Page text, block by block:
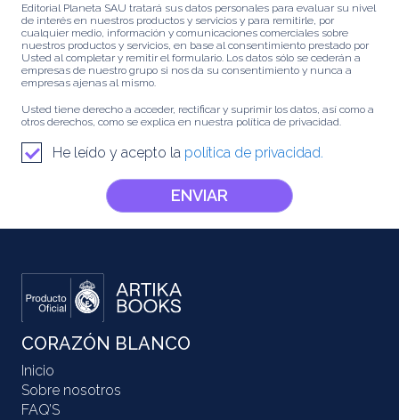
Editorial Planeta SAU tratará sus datos personales para evaluar su nivel
de interés en nuestros productos y servicios y para remitirle, por
cualquier medio, información y comunicaciones comerciales sobre
nuestros productos y servicios, en base al consentimiento prestado por
Usted al completar y remitir el formulario. Los datos sólo se cederán a
empresas de nuestro grupo si nos da su consentimiento y nunca a
empresas ajenas al mismo.
Usted tiene derecho a acceder, rectificar y suprimir los datos, así como a
otros derechos, como se explica en nuestra política de privacidad.
He leído y acepto la política de privacidad.
ENVIAR
CORAZÓN BLANCO
Inicio
Sobre nosotros
FAQ’S